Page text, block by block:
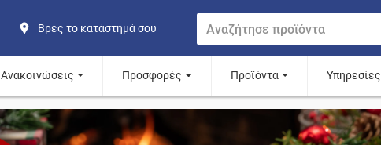
Βρες το κατάστημά σου
Ανακοινώσεις Προσφορές Προϊόντα Υπηρεσίες